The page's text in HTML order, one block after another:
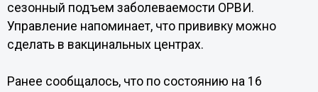
сезонный подъем заболеваемости ОРВИ.
Управление напоминает, что прививку можно
сделать в вакцинальных центрах.
Ранее сообщалось, что по состоянию на 16